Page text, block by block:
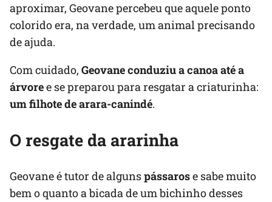
aproximar, Geovane percebeu que aquele ponto
colorido era, na verdade, um animal precisando
de ajuda.
Com cuidado, Geovane conduziu a canoa até a
árvoree se preparou para resgatar a criaturinha:
um filhote de arara-canindé.
O resgate da ararinha
Geovane é tutor de algunspássarose sabe muito
bem o quanto a bicada de um bichinho desses